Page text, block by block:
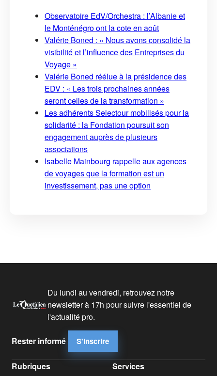
Observatoire EdV/Orchestra : l’Albanie et
le Monténégro ont la cote en août
Valérie Boned : « Nous avons consolidé la
visibilité et l’influence des Entreprises du
Voyage »
Valérie Boned réélue à la présidence des
EDV : « Les trois prochaines années
seront celles de la transformation »
Les adhérents Selectour mobilisés pour la
solidarité : la Fondation poursuit son
engagement auprès de plusieurs
associations
Isabelle Mainbourg rappelle aux agences
de voyages que la formation est un
investissement, pas une option
Du lundi au vendredi, retrouvez notre
newsletter à 17h pour suivre l'essentiel de
l'actualité pro.
Rester informé S'inscrire
Rubriques Services